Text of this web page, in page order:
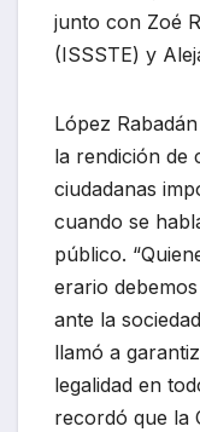
junto con Zoé
(ISSSTE) y
López
la rendición de
ciudadanas
cuando se
público.
erario
ante la
llamó a
legalidad en
recordó que la